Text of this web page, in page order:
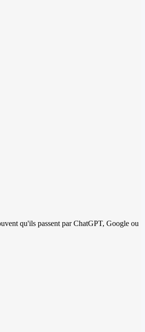
qu'ils passent par ChatGPT, Google ou